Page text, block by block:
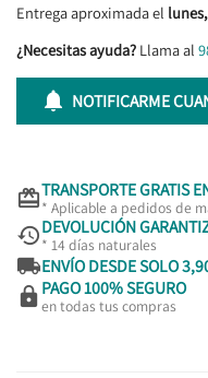
Entrega aproximada el
¿Necesitas ayuda? Llama al
 NOTIFICARME
TRANSPORTE GRATIS
* Aplicable a pedidos de
DEVOLUCIÓN
* 14 días naturales
ENVÍO DESDE SOLO
 PAGO 100% SEGURO
en todas tus compras